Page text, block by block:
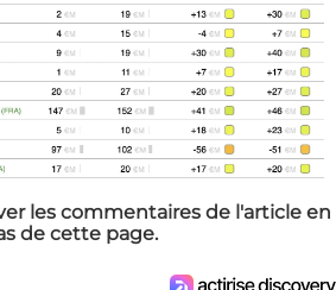
les commentaires de l'article en
de cette page.